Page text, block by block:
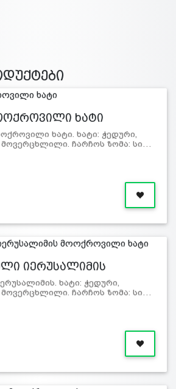
ხატი
ხატი. ხატი: ჭედური,
ჩარჩოს ზომა: სი…
იერუსალიმის
ხატი: ჭედური,
ჩარჩოს ზომა: სი…